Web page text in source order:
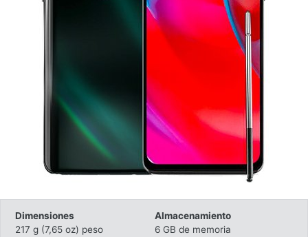
Dimensiones
217 g (7,65 oz) peso
Almacenamiento
6 GB de memoria